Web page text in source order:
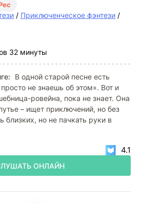
/ Приключенческое фэнтези /
32 минуты
В одной старой песне есть
не знаешь об этом». Вот и
ровейна, пока не знает. Она
– ищет приключений, но без
близких, но не пачкать руки в
ОНЛАЙН
4.1